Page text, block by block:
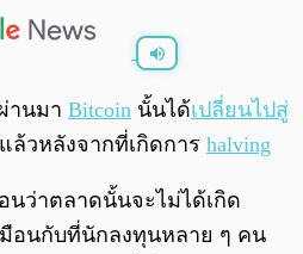
0:00 /0:00
านมา Bitcoin นั้นได้เปลี่ยนไปสู่
ล้วหลังจากที่เกิดการ halving
นว่าตลาดนั้นจะไม่ได้เกิด
อนกับที่นักลงทุนหลาย ๆ คน